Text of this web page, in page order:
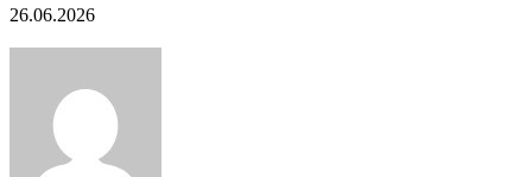
26.06.2026